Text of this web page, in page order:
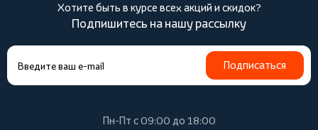
Хотите быть в курсе всех акций и скидок?
Подпишитесь на нашу рассылку
Подписаться
Пн-Пт с 09:00 до 18:00